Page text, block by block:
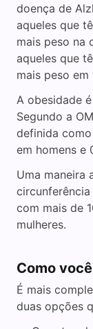
doença de
aqueles que
mais peso na
aqueles que
mais peso
A obesidade
Segundo a
definida
em homens e
Uma maneira
com mais de
mulheres.
Como
É mais
duas opções